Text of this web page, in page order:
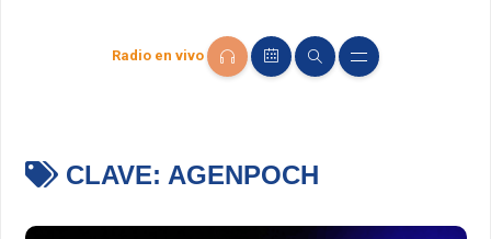
Radio en vivo
CLAVE: AGENPOCH